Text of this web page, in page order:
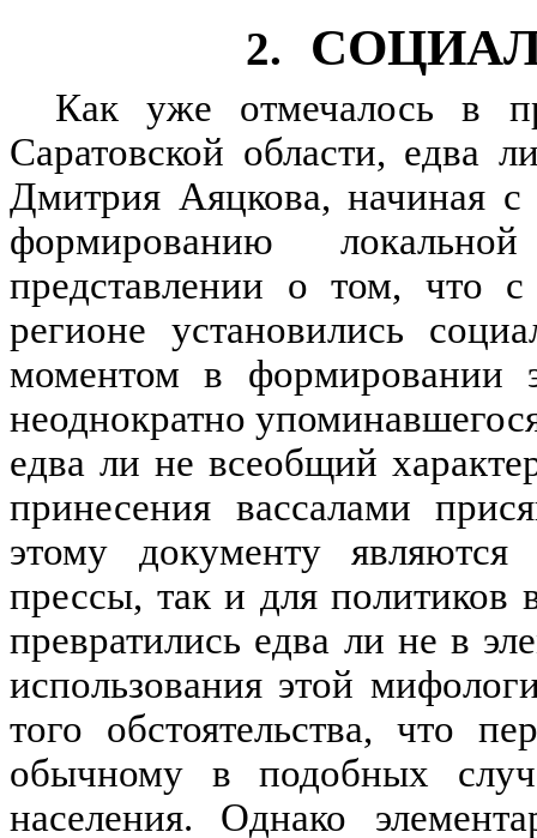
2.
Как уже отмечалось в
Саратовской области, едва
Дмитрия Аяцкова, начиная с
формированию
представлении о том, что
регионе установились
моментом в формировании
неоднократно
едва ли не всеобщий
принесения вассалами
этому документу
прессы, так и для
превратились едва ли не в
использования этой
того обстоятельства, что
обычному в подобных
населения. Однако